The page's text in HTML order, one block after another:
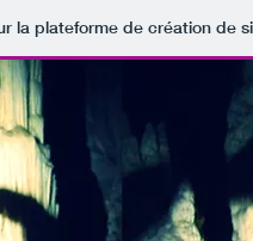
la plateforme de création de